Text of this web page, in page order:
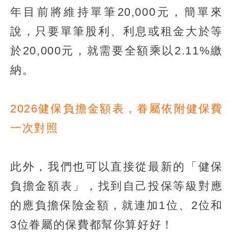
年目前將維持單筆20,000元，簡單來
說，只要單筆股利、利息或租金大於等
於20,000元，就需要全額乘以2.11%繳
納。
2026健保負擔金額表，眷屬依附健保費
一次對照
此外，我們也可以直接從最新的「健保
負擔金額表」，找到自己投保等級對應
的應負擔保險金額，就連加1位、2位和
3位眷屬的保費都幫你算好好！